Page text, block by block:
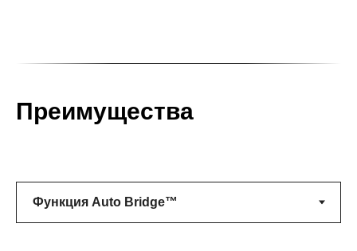
Преимущества